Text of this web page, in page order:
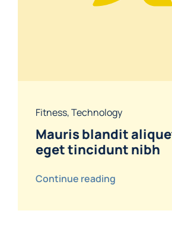
Fitness,Technology
Mauris blandit
eget tincidunt nibh
Continue reading